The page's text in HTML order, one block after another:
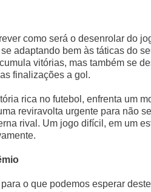
como será o desenrolar do
adaptando bem às táticas do
vitórias, mas também se
finalizações a gol.
rica no futebol, enfrenta um
reviravolta urgente para não
rival. Um jogo difícil, em um
o que podemos esperar